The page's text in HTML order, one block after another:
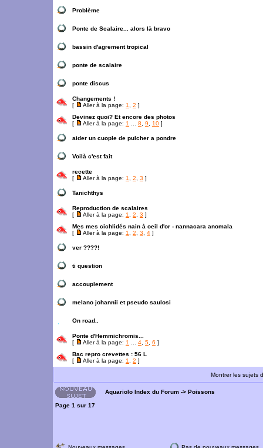
Problème
Ponte de Scalaire... alors là bravo
bassin d'agrement tropical
ponte de scalaire
ponte discus
Changements !
[
Aller à la page: 1 2 ]
Devinez quoi? Et encore des photos
[
Aller à la page: 1 8 9 10 ]
aider un cuople de pulcher a pondre
Voilà c'est fait
recette
[
Aller à la page: 1 2 3 ]
Tanichthys
Reproduction de scalaires
[
Aller à la page: 1 2 3 ]
Mes mes cichlidés nain à oeil d'or - nannacara anomala
[
Aller à la page: 1 2 3 4 ]
ver ????!
ti question
accouplement
melano johannii et pseudo saulosi
On road..
Ponte d'Hemmichromis...
[
Aller à la page: 1 4 5 6 ]
Bac repro crevettes : 56 L
[
Aller à la page: 1 2 ]
Montrer les sujets
Aquariolo Index du Forum -> Poissons
Page 1 sur 17